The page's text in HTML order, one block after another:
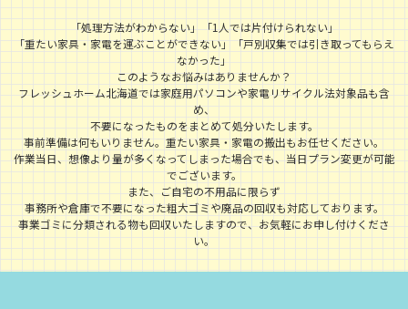
「処理方法がわからない」「1人では片付けられない」
「重たい家具・家電を運ぶことができない」「戸別収集では引き取ってもらえ
なかった」
このようなお悩みはありませんか？
フレッシュホーム北海道では家庭用パソコンや家電リサイクル法対象品も含
め、
不要になったものをまとめて処分いたします。
事前準備は何もいりません。重たい家具・家電の搬出もお任せください。
作業当日、想像より量が多くなってしまった場合でも、当日プラン変更が可能
でございます。
また、ご自宅の不用品に限らず
事務所や倉庫で不要になった粗大ゴミや廃品の回収も対応しております。
事業ゴミに分類される物も回収いたしますので、お気軽にお申し付けくださ
い。